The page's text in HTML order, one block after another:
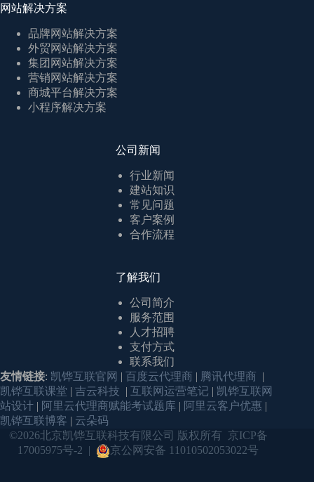
网站解决方案
品牌网站解决方案
外贸网站解决方案
集团网站解决方案
营销网站解决方案
商城平台解决方案
小程序解决方案
公司新闻
行业新闻
建站知识
常见问题
客户案例
合作流程
了解我们
公司简介
服务范围
人才招聘
支付方式
联系我们
友情链接: 凯铧互联官网 | 百度云代理商 | 腾讯代理商 |
凯铧互联课堂 | 吉云科技 | 互联网运营笔记 | 凯铧互联网
站设计 | 阿里云代理商赋能考试题库 | 阿里云客户优惠 |
凯铧互联博客 | 云朵码
©2026北京凯铧互联科技有限公司 版权所有 京ICP备
17005975号-2 | 京公网安备 11010502053022号